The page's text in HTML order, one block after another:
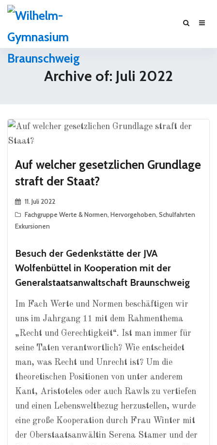
Archive of: Juli 2022
Auf welcher gesetzlichen Grundlage
straft der Staat?
11. Juli 2022
Fachgruppe Werte & Normen, Hervorgehoben, Schulfahrten
Exkursionen
Besuch der Gedenkstätte der JVA
Wolfenbüttel in Kooperation mit der
Generalstaatsanwaltschaft Braunschweig
Im Fach Werte und Normen beschäftigen wir
uns im Jahrgang 11 mit dem Rahmenthema
„Recht und Gerechtigkeit“. Ist man immer für
seine Taten verantwortlich? Wie entscheidet
man, was Recht und Unrecht ist? Um die
theoretischen Positionen von unter anderem
Kant, Aristoteles oder auch Rawls zu vertiefen
und einen Lebensweltbezug herzustellen, wurde
eine große Kooperation durch Frau Winter mit
der Oberstaatsanwältin Serena Stamer und der